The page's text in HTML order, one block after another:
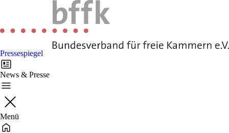
Pressespiegel
News & Presse
Menü